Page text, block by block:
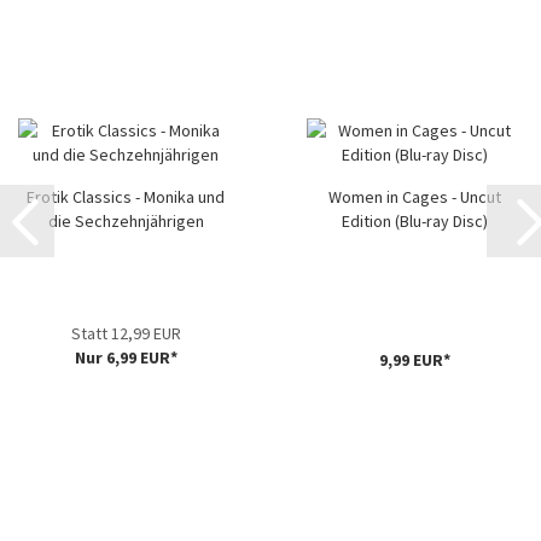
Erotik Classics - Monika und
die Sechzehnjährigen
Statt 12,99 EUR
Nur 6,99 EUR*
Women in Cages - Uncut
Edition (Blu-ray Disc)
9,99 EUR*